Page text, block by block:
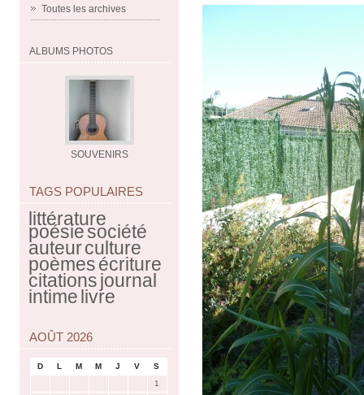
Toutes les archives
ALBUMS PHOTOS
SOUVENIRS
TAGS POPULAIRES
littérature
poésiesociété
auteurculture
poèmesécriture
citationsjournal
intimelivre
AOÛT 2026
D L M M J V
S
1